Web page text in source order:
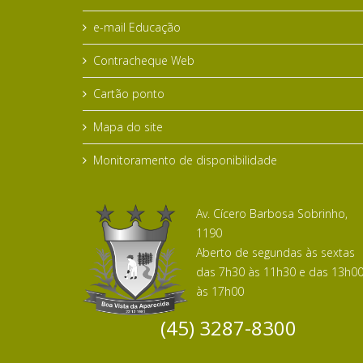
e-mail Educação
Contracheque Web
Cartão ponto
Mapa do site
Monitoramento de disponibilidade
Av. Cícero Barbosa Sobrinho,
1190
Aberto de segundas às sextas
das 7h30 às 11h30 e das 13h00
às 17h00
(45) 3287-8300